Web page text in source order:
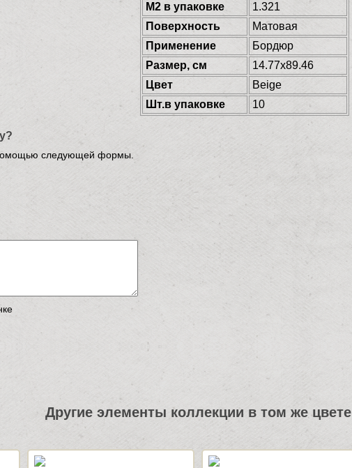
М2 в упаковке
1.321
Поверхность
Матовая
Применение
Бордюр
Размер, см
14.77x89.46
Цвет
Beige
Шт.в упаковке
10
следующей формы.
Другие элементы коллекции в том же цвете